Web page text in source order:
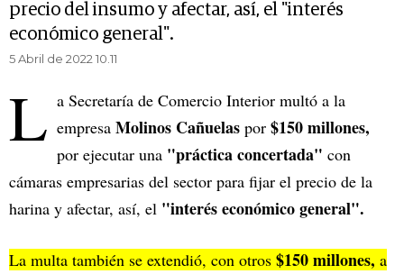
precio del insumo y afectar, así, el "interés
económico general".
5 Abril de 2022 10.11
L a Secretaría de Comercio Interior multó a la
empresa Molinos Cañuelas por $150 millones,
por ejecutar una "práctica concertada" con
cámaras empresarias del sector para fijar el precio de la
harina y afectar, así, el "interés económico general".
La multa también se extendió, con otros $150 millones, a